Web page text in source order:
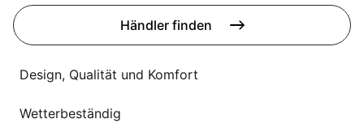
Händler finden
Design, Qualität und Komfort
Wetterbeständig